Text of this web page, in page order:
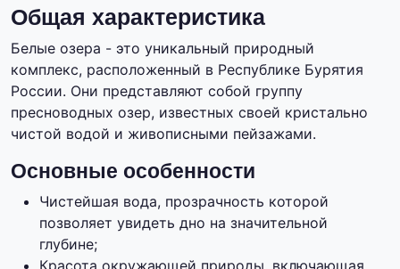
Общая характеристика
Белые озера - это уникальный природный
комплекс, расположенный в Республике Бурятия
России. Они представляют собой группу
пресноводных озер, известных своей кристально
чистой водой и живописными пейзажами.
Основные особенности
Чистейшая вода, прозрачность которой
позволяет увидеть дно на значительной
глубине;